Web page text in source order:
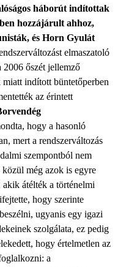
háborút indítottak
hozzájárult ahhoz,
és Horn Gyulát
elmaszatoló
2006 őszét jellemző
indított büntetőperben
az érintett
hogy a hasonló
mert a rendszerváltozás
szempontból nem
még azok is egyre
átélték a történelmi
hogy szerinte
ugyanis egy igazi
szolgálata, ez pedig
hogy értelmetlen az
a